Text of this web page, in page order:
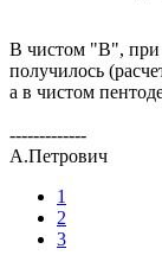
В чистом "B", при
получилось
а в чистом
-------------
А.Петрович
1
2
3